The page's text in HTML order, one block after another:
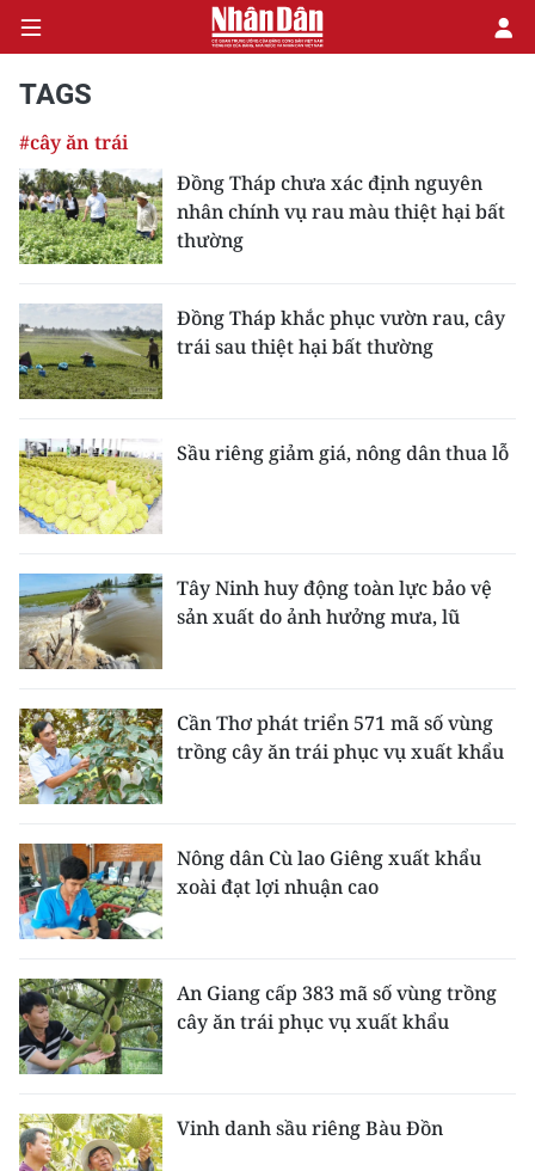
CHÍNH TRỊ
KINH TẾ
XÃ HỘI
PHÁP LUẬT
DU LỊCH
THẾ GIỚI
GIÁO DỤC
KHOA HỌC - CÔNG NGHỆ
MÔI TRƯỜNG
BẠN ĐỌC
KIỂM CHỨNG THÔNG TIN
54 DÂN TỘC VIỆT NAM
CHƯƠNG TRÌNH OCOP - MỖI XÃ
MỘT SẢN PHẨM
TAGS
#cây ăn trái
Đồng Tháp chưa xác định nguyên
nhân chính vụ rau màu thiệt hại bất
thường
Đồng Tháp khắc phục vườn rau, cây
trái sau thiệt hại bất thường
Sầu riêng giảm giá, nông dân thua lỗ
Tây Ninh huy động toàn lực bảo vệ
sản xuất do ảnh hưởng mưa, lũ
Cần Thơ phát triển 571 mã số vùng
trồng cây ăn trái phục vụ xuất khẩu
Nông dân Cù lao Giêng xuất khẩu
xoài đạt lợi nhuận cao
An Giang cấp 383 mã số vùng trồng
cây ăn trái phục vụ xuất khẩu
Vinh danh sầu riêng Bàu Đồn